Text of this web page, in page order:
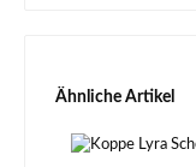
Produktgalerie
Ähnliche Artikel